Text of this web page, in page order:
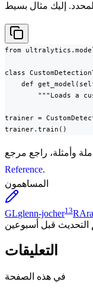
from
class
def
"""Loads a
trainer =
trainer.train()
Reference.
المساهمون
GLglenn-jocher13RA
التحديث قبل أسبوعين
التعليقات
في هذه الصفحة